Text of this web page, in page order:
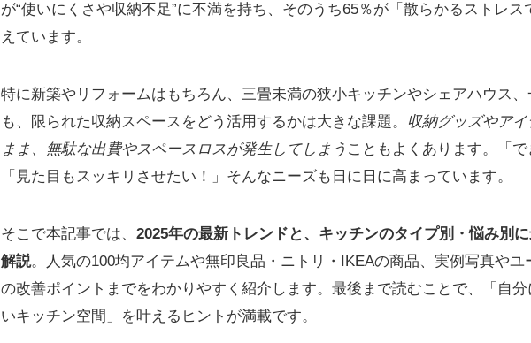
が“使いにくさや収納不足”に不満を持ち、そのうち65％が「散らかるストレ
えています。
特に新築やリフォームはもちろん、三畳未満の狭小キッチンやシェアハウス
も、限られた収納スペースをどう活用するかは大きな課題。
収納グッズやア
まま、無駄な出費やスペースロスが発生してしまう こともよくあります。「
「見た目もスッキリさせたい！」そんなニーズも日に日に高まっています。
そこで本記事では、 2025年の最新トレンドと、キッチンのタイプ別・悩み別
解説。人気の100均アイテムや無印良品・ニトリ・IKEAの商品、実例写真やユ
の改善ポイントまでをわかりやすく紹介します。最後まで読むことで、「自
いキッチン空間」を叶えるヒントが満載です。